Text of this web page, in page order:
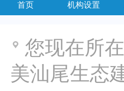
首页 机构设置
您现在所
美汕尾生态